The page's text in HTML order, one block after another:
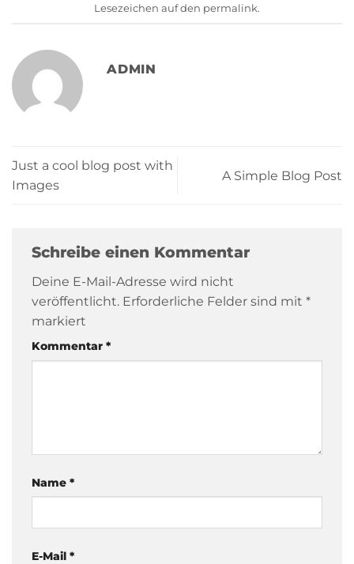
Lesezeichen auf den permalink.
ADMIN
Just a cool blog post with
Images
A Simple Blog Post
Schreibe einen Kommentar
Deine E-Mail-Adresse wird nicht
veröffentlicht. Erforderliche Felder sind mit *
markiert
Kommentar *
Name *
E-Mail *